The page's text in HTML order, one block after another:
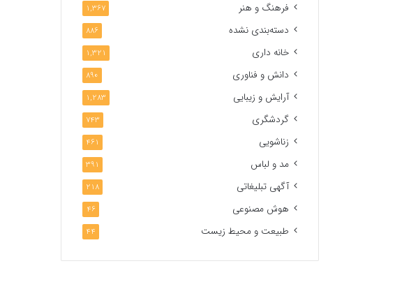
فرهنگ و هنر 1,367
دسته‌بندی نشده 886
خانه داری 1,321
دانش و فناوری 890
آرایش و زیبایی 1,283
گردشگری 743
زناشویی 461
مد و لباس 391
آگهی تبلیغاتی 218
هوش مصنوعی 46
طبیعت و محیط زیست 44